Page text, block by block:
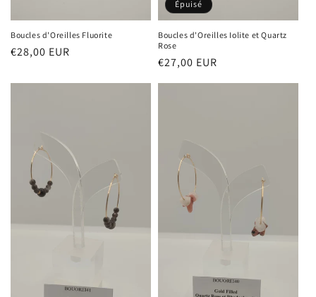
Boucles d'Oreilles Fluorite
Prix
€28,00 EUR
Épuisé
Boucles d'Oreilles Iolite et Quartz
Rose
Prix
habituel
€27,00 EUR